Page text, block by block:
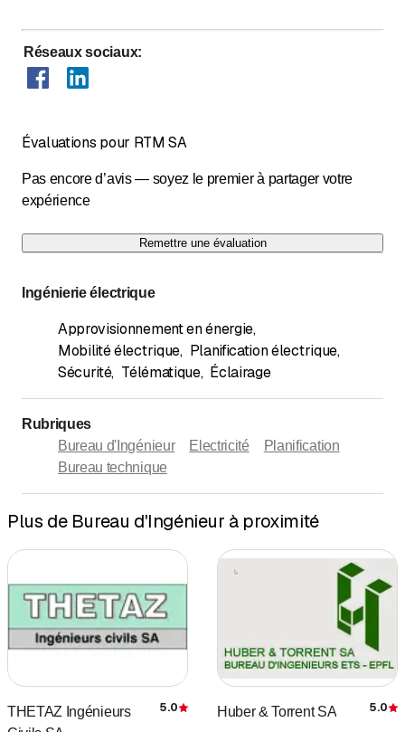
Réseaux sociaux:
Évaluations pour RTM SA
Pas encore d’avis — soyez le premier à partager votre
expérience
Remettre une évaluation
Ingénierie électrique
Approvisionnement en énergie,
Mobilité électrique, Planification électrique,
Sécurité, Télématique, Éclairage
Rubriques
Bureau d'Ingénieur
Electricité
Planification
Bureau technique
Plus de Bureau d'Ingénieur à proximité
THETAZ Ingénieurs
Évaluation
5.0 Huber & Torrent SA 5.0